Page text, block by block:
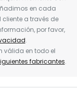
en cada
a través de
por favor,
.
válida en todo el
fabricantes.